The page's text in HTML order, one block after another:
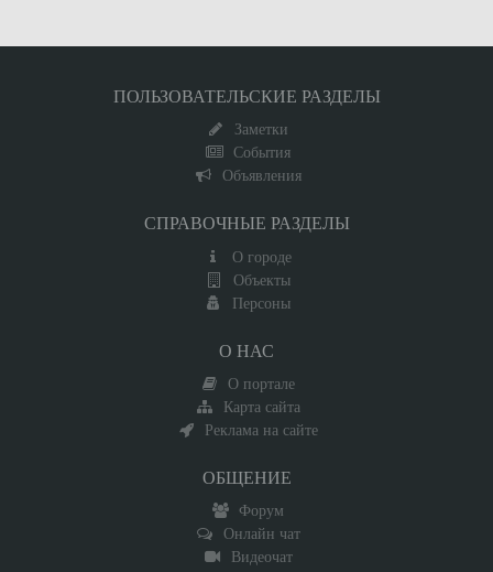
ПОЛЬЗОВАТЕЛЬСКИЕ РАЗДЕЛЫ
Заметки
События
Объявления
СПРАВОЧНЫЕ РАЗДЕЛЫ
О городе
Объекты
Персоны
О НАС
О портале
Карта сайта
Реклама на сайте
ОБЩЕНИЕ
Форум
Онлайн чат
Видеочат